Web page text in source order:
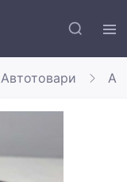
Автотовари